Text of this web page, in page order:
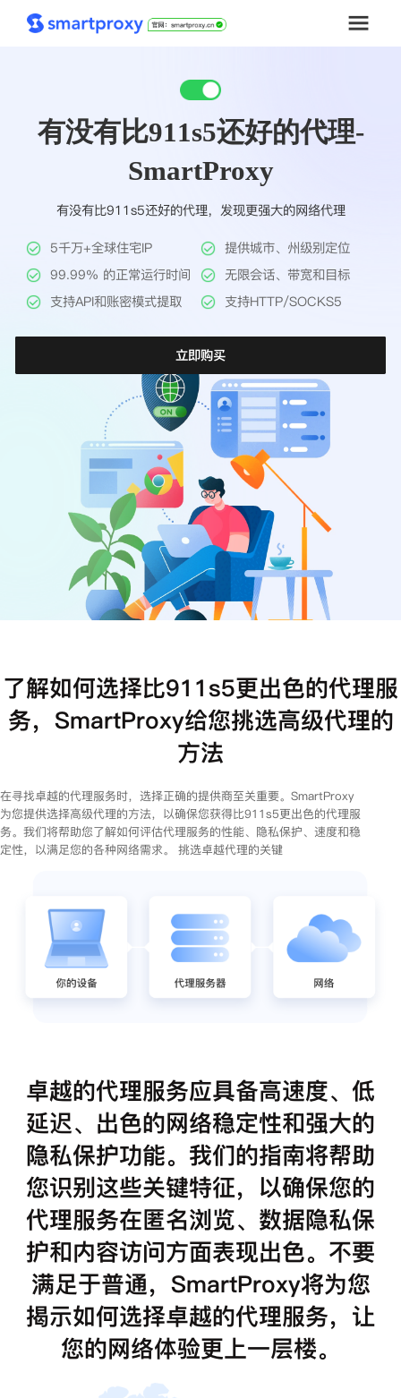
套餐购买
帮助中心
有没有比911s5还好的代理-
SmartProxy
有没有比911s5还好的代理，发现更强大的网络代理
5千万+全球住宅IP
提供城市、州级别定位
99.99% 的正常运行时间
无限会话、带宽和目标
支持API和账密模式提取
支持HTTP/SOCKS5
立即购买
了解如何选择比911s5更出色的代理服
务，SmartProxy给您挑选高级代理的
方法
在寻找卓越的代理服务时，选择正确的提供商至关重要。SmartProxy
为您提供选择高级代理的方法，以确保您获得比911s5更出色的代理服
务。我们将帮助您了解如何评估代理服务的性能、隐私保护、速度和稳
定性，以满足您的各种网络需求。 挑选卓越代理的关键
卓越的代理服务应具备高速度、低
延迟、出色的网络稳定性和强大的
隐私保护功能。我们的指南将帮助
您识别这些关键特征，以确保您的
代理服务在匿名浏览、数据隐私保
护和内容访问方面表现出色。不要
满足于普通，SmartProxy将为您
揭示如何选择卓越的代理服务，让
您的网络体验更上一层楼。